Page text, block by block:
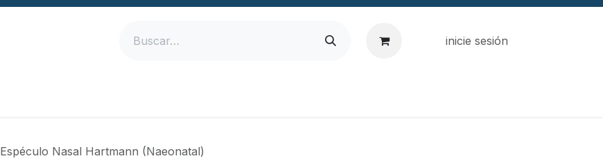
inicie sesión
Espéculo Nasal Hartmann (Naeonatal)